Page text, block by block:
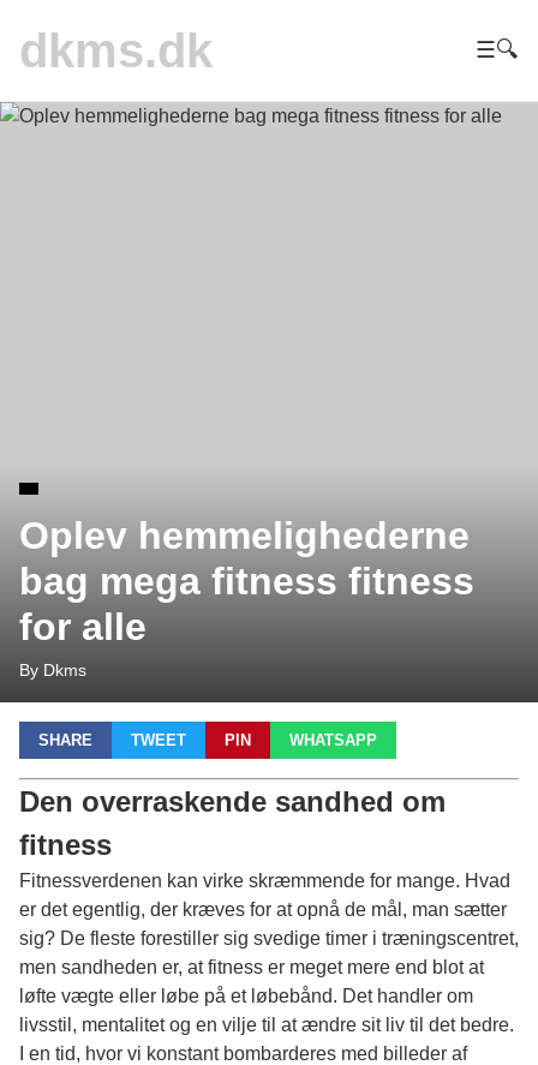
dkms.dk ☰🔍
Oplev hemmelighederne
bag mega fitness fitness
for alle
By Dkms
SHARE TWEET PIN WHATSAPP
Den overraskende sandhed om
fitness
Fitnessverdenen kan virke skræmmende for mange. Hvad
er det egentlig, der kræves for at opnå de mål, man sætter
sig? De fleste forestiller sig svedige timer i træningscentret,
men sandheden er, at fitness er meget mere end blot at
løfte vægte eller løbe på et løbebånd. Det handler om
livsstil, mentalitet og en vilje til at ændre sit liv til det bedre.
I en tid, hvor vi konstant bombarderes med billeder af